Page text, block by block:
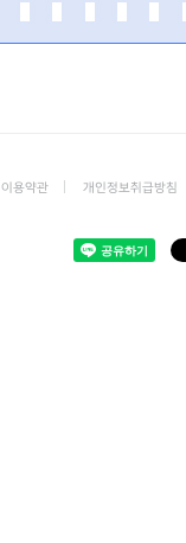
이용약관 개인정보취급방침